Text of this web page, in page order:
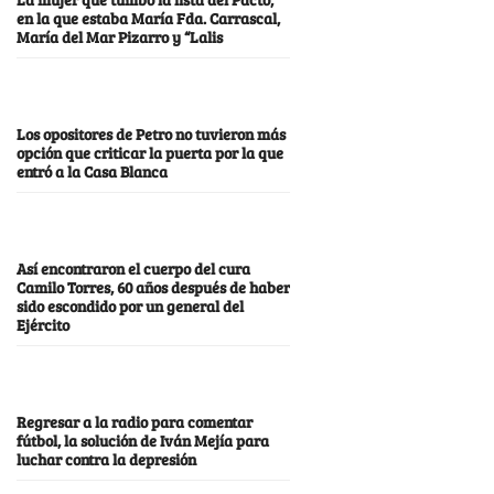
en la que estaba María Fda. Carrascal,
María del Mar Pizarro y “Lalis
Los opositores de Petro no tuvieron más
opción que criticar la puerta por la que
entró a la Casa Blanca
Así encontraron el cuerpo del cura
Camilo Torres, 60 años después de haber
sido escondido por un general del
Ejército
Regresar a la radio para comentar
fútbol, la solución de Iván Mejía para
luchar contra la depresión